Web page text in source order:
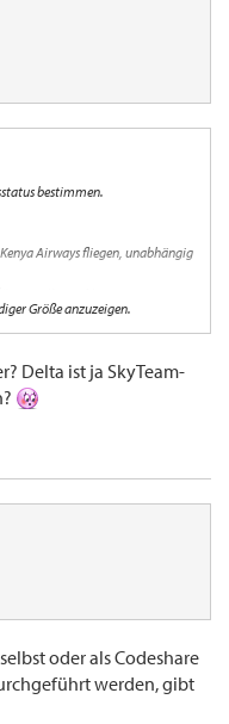
bestimmen.
Airways fliegen, unabhängig
gesammelte Meilen
Größe anzuzeigen.
Delta ist ja SkyTeam-
oder als Codeshare
werden, gibt